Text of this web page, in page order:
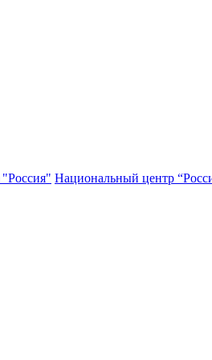
Национальный центр